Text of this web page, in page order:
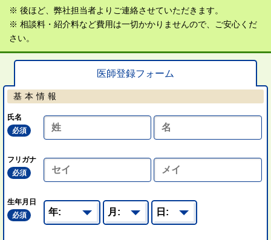
※ 後ほど、弊社担当者よりご連絡させていただきます。
※ 相談料・紹介料など費用は一切かかりませんので、ご安心くだ
さい。
医師登録フォーム
基本情報
氏名
必須
フリガナ
必須
生年月日
必須